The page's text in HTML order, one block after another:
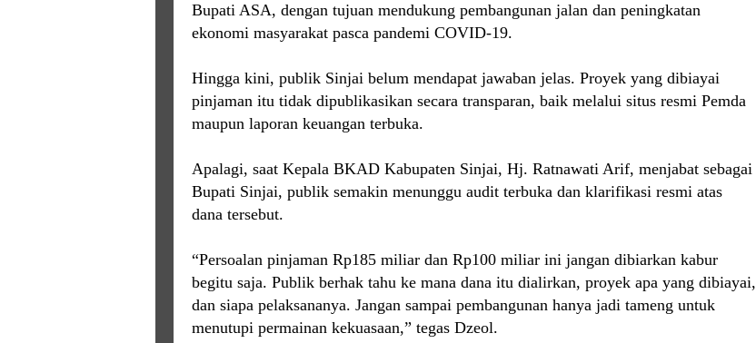
Bupati ASA, dengan tujuan mendukung pembangunan jalan dan peningkatan
ekonomi masyarakat pasca pandemi COVID-19.
Hingga kini, publik Sinjai belum mendapat jawaban jelas. Proyek yang dibiayai
pinjaman itu tidak dipublikasikan secara transparan, baik melalui situs resmi Pemda
maupun laporan keuangan terbuka.
Apalagi, saat Kepala BKAD Kabupaten Sinjai, Hj. Ratnawati Arif, menjabat sebagai
Bupati Sinjai, publik semakin menunggu audit terbuka dan klarifikasi resmi atas
dana tersebut.
“Persoalan pinjaman Rp185 miliar dan Rp100 miliar ini jangan dibiarkan kabur
begitu saja. Publik berhak tahu ke mana dana itu dialirkan, proyek apa yang dibiayai,
dan siapa pelaksananya. Jangan sampai pembangunan hanya jadi tameng untuk
menutupi permainan kekuasaan,” tegas Dzeol.